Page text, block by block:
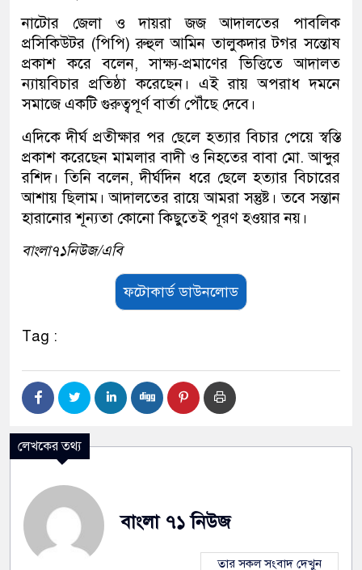
নাটোর জেলা ও দায়রা জজ আদালতের পাবলিক
প্রসিকিউটর (পিপি) রুহুল আমিন তালুকদার টগর সন্তোষ
প্রকাশ করে বলেন, সাক্ষ্য-প্রমাণের ভিত্তিতে আদালত
ন্যায়বিচার প্রতিষ্ঠা করেছেন। এই রায় অপরাধ দমনে
সমাজে একটি গুরুত্বপূর্ণ বার্তা পৌঁছে দেবে।
এদিকে দীর্ঘ প্রতীক্ষার পর ছেলে হত্যার বিচার পেয়ে স্বস্তি
প্রকাশ করেছেন মামলার বাদী ও নিহতের বাবা মো. আব্দুর
রশিদ। তিনি বলেন, দীর্ঘদিন ধরে ছেলে হত্যার বিচারের
আশায় ছিলাম। আদালতের রায়ে আমরা সন্তুষ্ট। তবে সন্তান
হারানোর শূন্যতা কোনো কিছুতেই পূরণ হওয়ার নয়।
বাংলা৭১নিউজ/এবি
ফটোকার্ড ডাউনলোড
Tag :
লেখকের তথ্য
বাংলা ৭১ নিউজ
তার সকল সংবাদ দেখুন